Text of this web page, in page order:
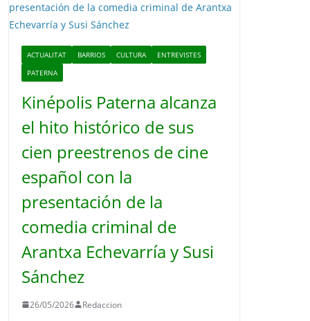
ACTUALITAT BARRIOS CULTURA
ENTREVISTES
PATERNA
Kinépolis Paterna alcanza
el hito histórico de sus
cien preestrenos de cine
español con la
presentación de la
comedia criminal de
Arantxa Echevarría y Susi
Sánchez
26/05/2026 Redaccion